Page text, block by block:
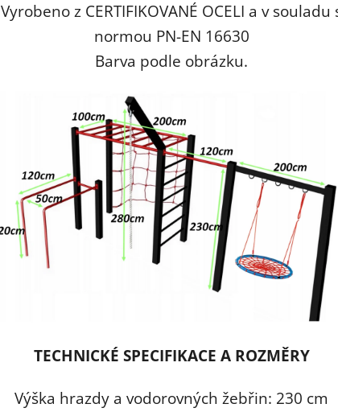
Vyrobeno z CERTIFIKOVANÉ OCELI a v souladu
normou PN-EN 16630
Barva podle obrázku.
TECHNICKÉ SPECIFIKACE A ROZMĚRY
Výška hrazdy a vodorovných žebřin: 230 cm